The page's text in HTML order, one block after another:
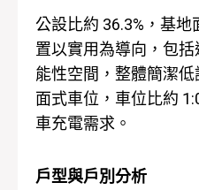
公設比約 36.3%，基
置以實用為導向，包
能性空間，整體簡潔
面式車位，車位比約
車充電需求。
戶型與戶別分析